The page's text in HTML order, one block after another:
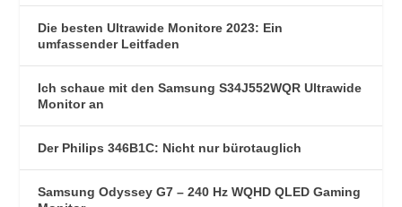
Die besten Ultrawide Monitore 2023: Ein
umfassender Leitfaden
Ich schaue mit den Samsung S34J552WQR Ultrawide
Monitor an
Der Philips 346B1C: Nicht nur bürotauglich
Samsung Odyssey G7 – 240 Hz WQHD QLED Gaming